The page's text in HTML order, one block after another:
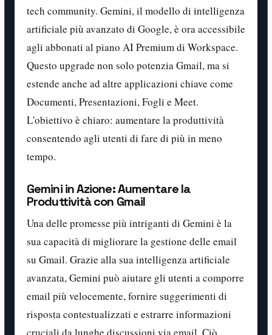
tech community. Gemini, il modello di intelligenza
artificiale più avanzato di Google, è ora accessibile
agli abbonati al piano AI Premium di Workspace.
Questo upgrade non solo potenzia Gmail, ma si
estende anche ad altre applicazioni chiave come
Documenti, Presentazioni, Fogli e Meet.
L'obiettivo è chiaro: aumentare la produttività
consentendo agli utenti di fare di più in meno
tempo.
Gemini in Azione: Aumentare la
Produttività con Gmail
Una delle promesse più intriganti di Gemini è la
sua capacità di migliorare la gestione delle email
su Gmail. Grazie alla sua intelligenza artificiale
avanzata, Gemini può aiutare gli utenti a comporre
email più velocemente, fornire suggerimenti di
risposta contestualizzati e estrarre informazioni
cruciali da lunghe discussioni via email. Ciò